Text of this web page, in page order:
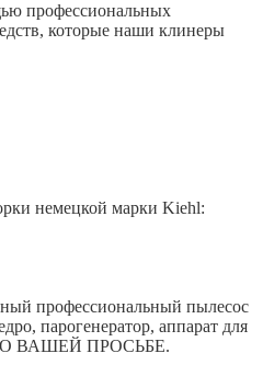
профессиональных
которые наши клинеры
немецкой марки Kiehl:
профессиональный пылесос
парогенератор, аппарат для
ПО ВАШЕЙ ПРОСЬБЕ.